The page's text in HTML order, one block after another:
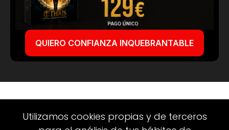
QUIERO CONFIANZA INQUEBRANTABLE
fortalece una confianza
Utilizamos cookies propias y de terceros